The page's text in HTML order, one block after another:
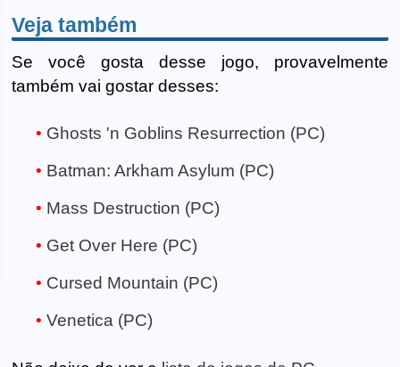
Veja também
Se você gosta desse jogo, provavelmente
também vai gostar desses:
Ghosts 'n Goblins Resurrection (PC)
Batman: Arkham Asylum (PC)
Mass Destruction (PC)
Get Over Here (PC)
Cursed Mountain (PC)
Venetica (PC)